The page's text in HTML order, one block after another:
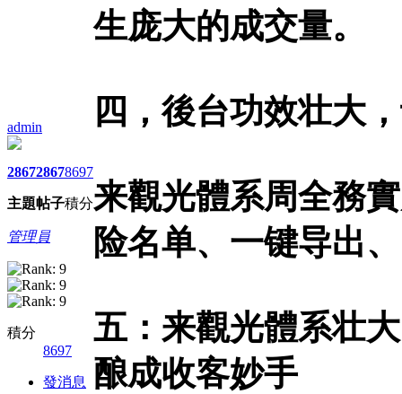
admin
2867
主題
2867
帖子
8697
積分
管理員
積分
8697
發消息
生庞大的成交量。
四，後台功效壮大
来觀光體系周全務
险名单、一键导出
五：来觀光體系壮
酿成收客妙手